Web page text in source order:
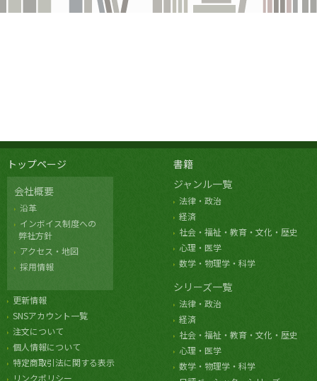
トップページ
会社概要
沿革
インボイス制度への
弊社方針
アクセス・地図
採用情報
更新情報
SNSアカウント一覧
注文について
個人情報について
特定商取引法に関する表示
リンクポリシー
書籍
ジャンル一覧
法律・政治
経済
社会・福祉・教育・文化・歴史
心理・医学
数学・物理学・科学
シリーズ一覧
法律・政治
経済
社会・福祉・教育・文化・歴史
心理・医学
数学・物理学・科学